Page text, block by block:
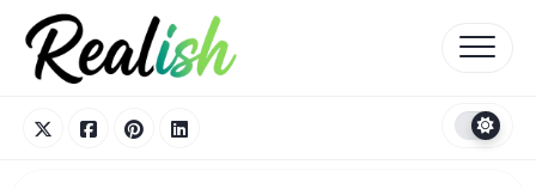
Перейти
содержанию